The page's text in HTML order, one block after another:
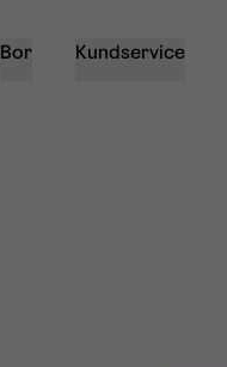
Bor Kundservice